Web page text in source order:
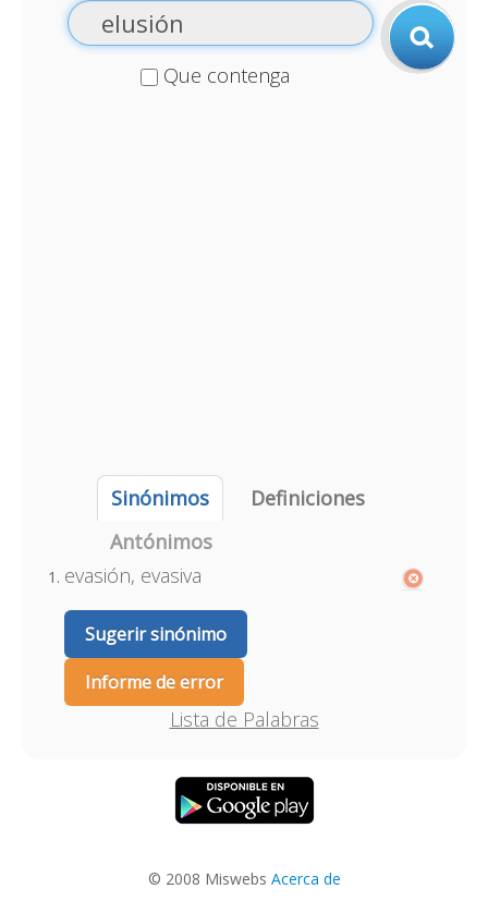
Que contenga
Sinónimos
Definiciones
Antónimos
evasión, evasiva
Sugerir sinónimo
Informe de error
Lista de Palabras
© 2008 Miswebs Acerca de